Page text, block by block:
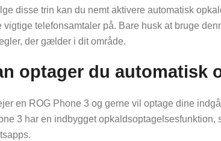
disse trin kan du nemt aktivere automatisk
vigtige telefonsamtaler på. Bare husk at bruge
der gælder i dit område.
optager du automatisk
en ROG Phone 3 og gerne vil optage dine
3 har en indbygget